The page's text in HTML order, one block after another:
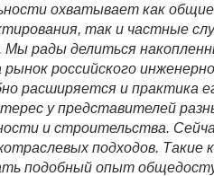
охватывает как общие
так и частные
Мы рады делиться
рынок российского
расширяется и практика
у представителей
и строительства.
подходов. Такие
подобный опыт